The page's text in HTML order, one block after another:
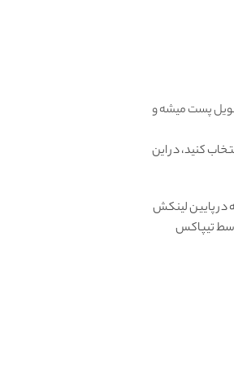
پست میشه و
کنید، در این
در پایین لینکش
تیپاکس